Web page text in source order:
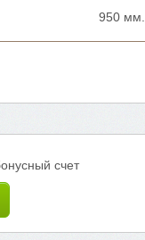
950 мм.
счет